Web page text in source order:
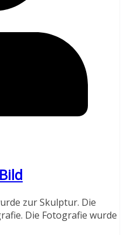
zur Skulptur. Die
Die Fotografie wurde